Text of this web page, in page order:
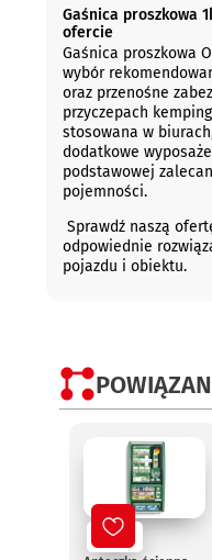
Gaśnica proszkowa
ofercie
Gaśnica proszkowa
wybór
oraz przenośne
przyczepach
stosowana w
dodatkowe
podstawowej
pojemności.
Sprawdź naszą
odpowiednie
pojazdu i obiektu.
Nowy